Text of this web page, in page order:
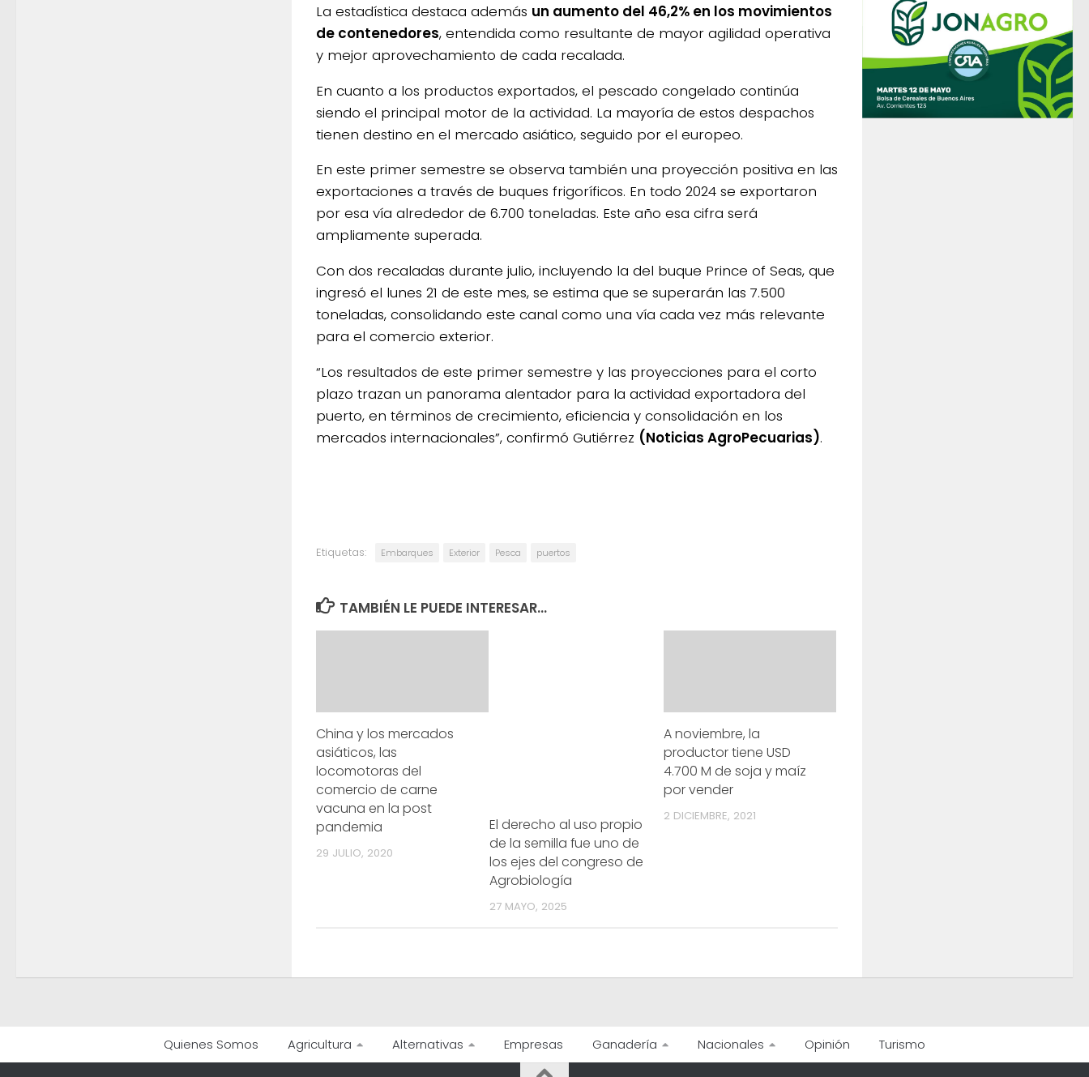
La estadística destaca además un aumento del 46,2% en los movimientos
de contenedores, entendida como resultante de mayor agilidad operativa
y mejor aprovechamiento de cada recalada.
En cuanto a los productos exportados, el pescado congelado continúa
siendo el principal motor de la actividad. La mayoría de estos despachos
tienen destino en el mercado asiático, seguido por el europeo.
En este primer semestre se observa también una proyección positiva en las
exportaciones a través de buques frigoríficos. En todo 2024 se exportaron
por esa vía alrededor de 6.700 toneladas. Este año esa cifra será
ampliamente superada.
Con dos recaladas durante julio, incluyendo la del buque Prince of Seas, que
ingresó el lunes 21 de este mes, se estima que se superarán las 7.500
toneladas, consolidando este canal como una vía cada vez más relevante
para el comercio exterior.
“Los resultados de este primer semestre y las proyecciones para el corto
plazo trazan un panorama alentador para la actividad exportadora del
puerto, en términos de crecimiento, eficiencia y consolidación en los
mercados internacionales”, confirmó Gutiérrez (Noticias AgroPecuarias).
Etiquetas: Embarques Exterior Pesca puertos
TAMBIÉN LE PUEDE INTERESAR...
China y los mercados
asiáticos, las
locomotoras del
comercio de carne
vacuna en la post
pandemia
29 JULIO, 2020
El derecho al uso propio
de la semilla fue uno de
los ejes del congreso de
Agrobiología
27 MAYO, 2025
A noviembre, la
productor tiene USD
4.700 M de soja y maíz
por vender
2 DICIEMBRE, 2021
Quienes Somos Agricultura Alternativas Empresas Ganadería Nacionales Opinión Turismo